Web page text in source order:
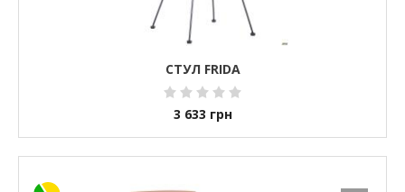
СТУЛ FRIDA
3 633 грн